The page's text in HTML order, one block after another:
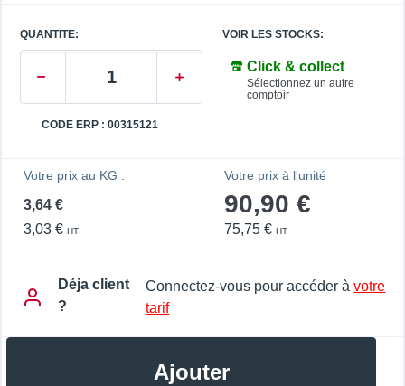
QUANTITE:
CODE ERP : 00315121
VOIR LES STOCKS:
Click & collect
Sélectionnez un autre
comptoir
Votre prix au KG :
3,64 €
3,03 € HT
Votre prix à l'unité
90,90 €
75,75 € HT
Déja client
?
Connectez-vous pour accéder àvotre
tarif
Ajouter